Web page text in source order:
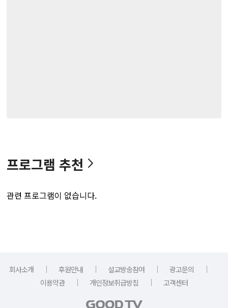
프로그램 추천
관련 프로그램이 없습니다.
회사소개 ｜ 후원안내 ｜ 설교방송참여 ｜ 광고문의
｜
이용약관
｜ 개인정보취급방침 ｜ 고객센터